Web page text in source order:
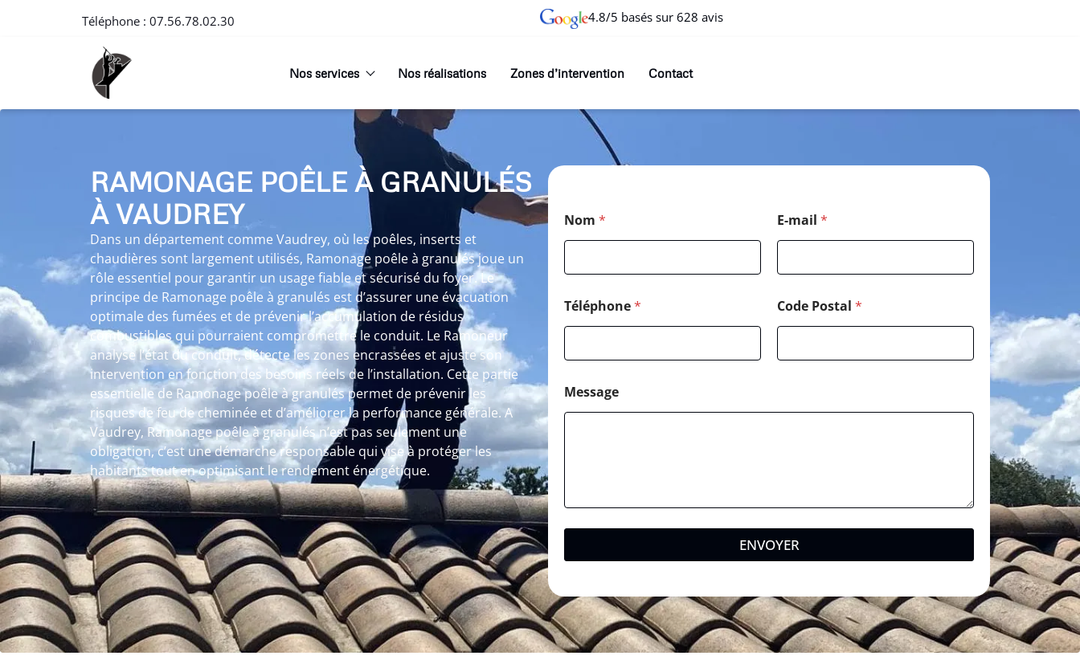
Téléphone : 07.56.78.02.30 4.8/5 basés sur 628 avis
Nos services Nos réalisations Zones d’intervention Contact
RAMONAGE POÊLE À GRANULÉS
À VAUDREY
Dans un département comme Vaudrey, où les poêles, inserts et
chaudières sont largement utilisés, Ramonage poêle à granulés joue un
rôle essentiel pour garantir un usage fiable et sécurisé du foyer. Le
principe de Ramonage poêle à granulés est d’assurer une évacuation
optimale des fumées et de prévenir l’accumulation de résidus
combustibles qui pourraient compromettre le conduit. Le Ramoneur
analyse l’état du conduit, détecte les zones encrassées et ajuste son
intervention en fonction des besoins réels de l’installation. Cette partie
essentielle de Ramonage poêle à granulés permet de prévenir les
risques de feu de cheminée et d’améliorer la performance générale. A
Vaudrey, Ramonage poêle à granulés n’est pas seulement une
obligation, c’est une démarche responsable qui vise à protéger les
habitants tout en optimisant le rendement énergétique.
e
s
a
e
*
*
Nom * E-mail *
Téléphone* Code Postal *
Message
ENVOYER